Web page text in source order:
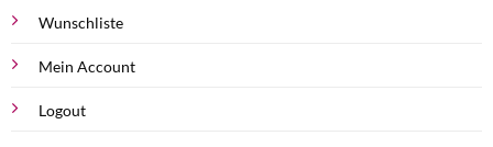
Wunschliste
Mein Account
Logout